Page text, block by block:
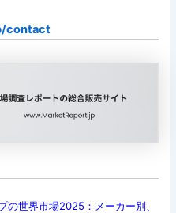
contact
の世界市場2025：メーカー別、